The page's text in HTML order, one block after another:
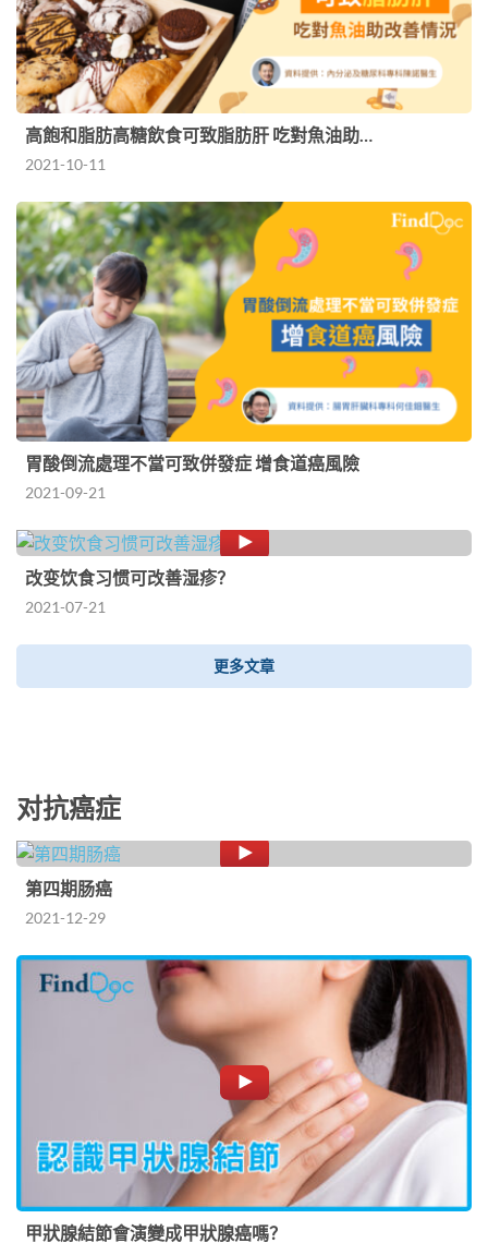
高飽和脂肪高糖飲食可致脂肪肝 吃對魚油助…
2021-10-11
胃酸倒流處理不當可致併發症 增食道癌風險
2021-09-21
改变饮食习惯可改善湿疹？
2021-07-21
更多文章
对抗癌症
第四期肠癌
2021-12-29
甲狀腺結節會演變成甲狀腺癌嗎？